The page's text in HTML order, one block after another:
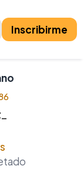
Inscribirme